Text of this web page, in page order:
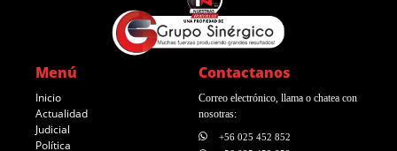
Menú
Inicio
Actualidad
Judicial
Política
Contactanos
Correo electrónico, llama o chatea con
nosotras:
+56 025 452 852